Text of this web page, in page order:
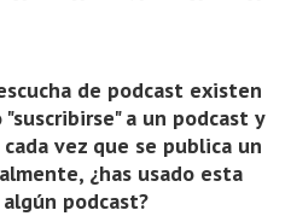
de podcast existen
a un podcast y
vez que se publica un
¿has usado esta
podcast?